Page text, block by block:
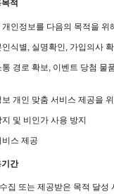
적
개인정보를 다음의 목적을 위
식별, 실명확인, 가입의사
경로 확보, 이벤트 당첨 물
개인 맞춤 서비스 제공을
및 비인가 사용 방지
스 제공
간
집 또는 제공받은 목적 달성